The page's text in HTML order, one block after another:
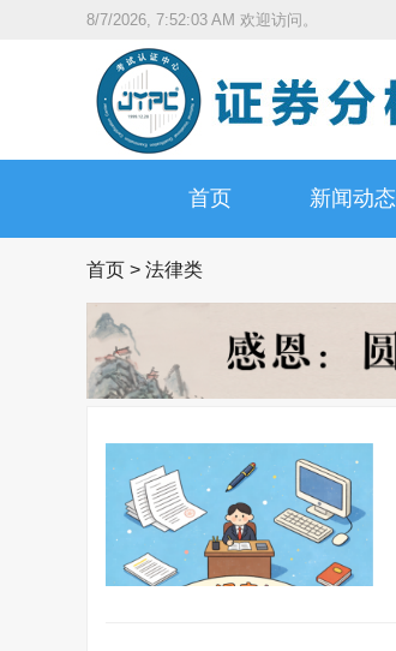
8/7/2026, 7:52:04 AM 欢迎访问。
首页 新闻动态
首页 > 法律类